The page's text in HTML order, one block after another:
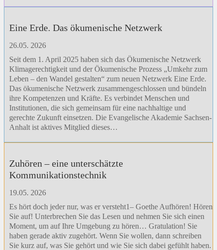
Eine Erde. Das ökumenische Netzwerk
26.05. 2026
Seit dem 1. April 2025 haben sich das Ökumenische Netzwerk
Klimagerechtigkeit und der Ökumenische Prozess „Umkehr zum
Leben – den Wandel gestalten“ zum neuen Netzwerk Eine Erde.
Das ökumenische Netzwerk zusammengeschlossen und bündeln
ihre Kompetenzen und Kräfte. Es verbindet Menschen und
Institutionen, die sich gemeinsam für eine nachhaltige und
gerechte Zukunft einsetzen. Die Evangelische Akademie Sachsen-
Anhalt ist aktives Mitglied dieses…
Zuhören – eine unterschätzte
Kommunikationstechnik
19.05. 2026
Es hört doch jeder nur, was er versteht1– Goethe Aufhören! Hören
Sie auf! Unterbrechen Sie das Lesen und nehmen Sie sich einen
Moment, um auf Ihre Umgebung zu hören… Gratulation! Sie
haben gerade aktiv zugehört. Wenn Sie wollen, dann schreiben
Sie kurz auf, was Sie gehört und wie Sie sich dabei gefühlt haben.